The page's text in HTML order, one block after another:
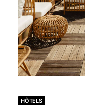
HÔTELS